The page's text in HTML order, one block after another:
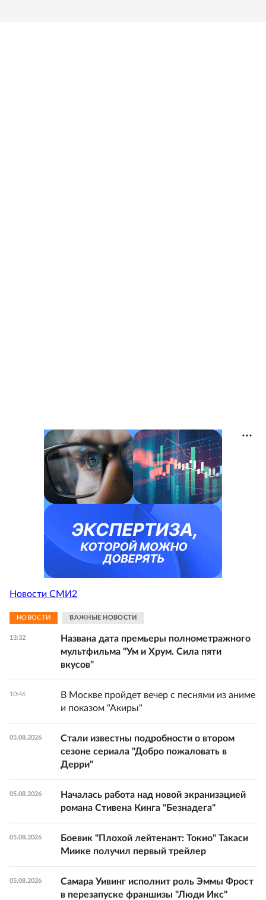
Новости СМИ2
НОВОСТИ ВАЖНЫЕ НОВОСТИ
13:32
Названа дата премьеры полнометражного
мультфильма "Ум и Хрум. Сила пяти
вкусов"
10:46
В Москве пройдет вечер с песнями из аниме
и показом "Акиры"
05.08.2026
Стали известны подробности о втором
сезоне сериала "Добро пожаловать в
Дерри"
05.08.2026
Началась работа над новой экранизацией
романа Стивена Кинга "Безнадега"
05.08.2026
Боевик "Плохой лейтенант: Токио" Такаси
Миике получил первый трейлер
05.08.2026
Самара Уивинг исполнит роль Эммы Фрост
в перезапуске франшизы "Люди Икс"